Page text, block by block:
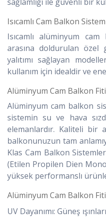
Isıcamlı Cam Balkon
Isıcamlı alüminyum
arasına doldurulan özel
yalıtımı sağlayan
kullanım için idealdir ve
Alüminyum Cam Balkon
Alüminyum cam balkon
sistemin su ve hava
elemanlardır. Kaliteli bir
balkonunuzun tam
Klas Cam Balkon
(Etilen Propilen Dien
yüksek performanslı
Alüminyum Cam Balkon
UV Dayanımı: Güneş